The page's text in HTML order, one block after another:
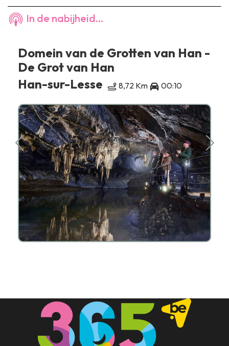
In de nabijheid...
Domein van de Grotten van Han -
De Grot van Han
Han-sur-Lesse
8,72 Km 00:10